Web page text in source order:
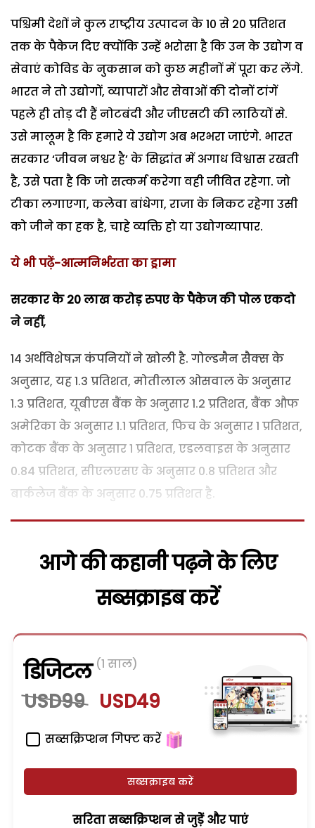
पश्चिमी देशों ने कुल राष्ट्रीय उत्पादन के 10 से 20 प्रतिशत
तक के पैकेज दिए क्योंकि उन्हें भरोसा है कि उन के उद्योग व
सेवाएं कोविड के नुकसान को कुछ महीनों में पूरा कर लेंगे.
भारत ने तो उद्योगों, व्यापारों और सेवाओं की दोनों टांगें
पहले ही तोड़ दी हैं नोटबंदी और जीएसटी की लाठियों से.
उसे मालूम है कि हमारे ये उद्योग अब भरभरा जाएंगे. भारत
सरकार ‘जीवन नश्वर है’ के सिद्धांत में अगाध विश्वास रखती
है, उसे पता है कि जो सत्कर्म करेगा वही जीवित रहेगा. जो
टीका लगाएगा, कलेवा बांधेगा, राजा के निकट रहेगा उसी
को जीने का हक है, चाहे व्यक्ति हो या उद्योगव्यापार.
ये भी पढ़ें-आत्मनिर्भरता का ड्रामा
सरकार के 20 लाख करोड़ रुपए के पैकेज की पोल एकदो
ने नहीं,
14 अर्थविशेषज्ञ कंपनियों ने खोली है. गोल्डमैन सैक्स के
अनुसार, यह 1.3 प्रतिशत, मोतीलाल ओसवाल के अनुसार
1.3 प्रतिशत, यूबीएस बैंक के अनुसार 1.2 प्रतिशत, बैंक औफ
अमेरिका के अनुसार 1.1 प्रतिशत, फिच के अनुसार 1 प्रतिशत,
कोटक बैंक के अनुसार 1 प्रतिशत, एडलवाइस के अनुसार
0.84 प्रतिशत, सीएलएसए के अनुसार 0.8 प्रतिशत और
बार्कलेज बैंक के अनुसार 0.75 प्रतिशत है.
आगे की कहानी पढ़ने के लिए
सब्सक्राइब करें
डिजिटल (1 साल)
USD99 USD49
सब्सक्रिप्शन गिफ्ट करें
सब्सक्राइब करें
सरिता सब्सक्रिप्शन से जुड़ेें और पाएं